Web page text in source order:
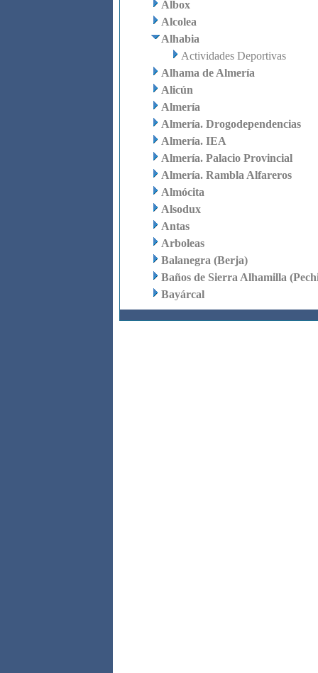
Albox
Alcolea
Alhabia
Actividades Deportivas
Alhama de Almería
Alicún
Almería
Almería. Drogodependencias
Almería. IEA
Almería. Palacio Provincial
Almería. Rambla Alfareros
Almócita
Alsodux
Antas
Arboleas
Balanegra (Berja)
Baños de Sierra Alhamilla
Bayárcal